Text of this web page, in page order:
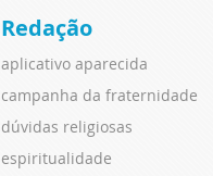
Redação
aplicativo aparecida
campanha da fraternidade
dúvidas religiosas
espiritualidade